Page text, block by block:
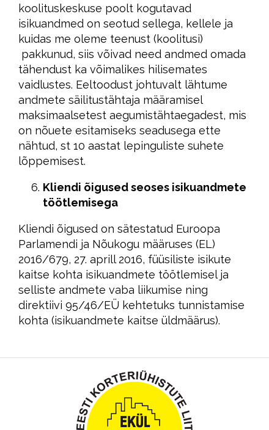
koolituskeskuse poolt kogutavad
isikuandmed on seotud sellega, kellele ja
kuidas me oleme teenust (koolitusi)
pakkunud, siis võivad need andmed omada
tähendust ka võimalikes hilisemates
vaidlustes. Eeltoodust johtuvalt lähtume
andmete säilitustähtaja määramisel
maksimaalsetest aegumistähtaegadest, mis
on nõuete esitamiseks seadusega ette
nähtud, st 10 aastat lepinguliste suhete
lõppemisest.
Kliendi õigused seoses isikuandmete
töötlemisega
Kliendi õigused on sätestatud Euroopa
Parlamendi ja Nõukogu määruses (EL)
2016/679, 27. aprill 2016, füüsiliste isikute
kaitse kohta isikuandmete töötlemisel ja
selliste andmete vaba liikumise ning
direktiivi 95/46/EÜ kehtetuks tunnistamise
kohta (isikuandmete kaitse üldmäärus).